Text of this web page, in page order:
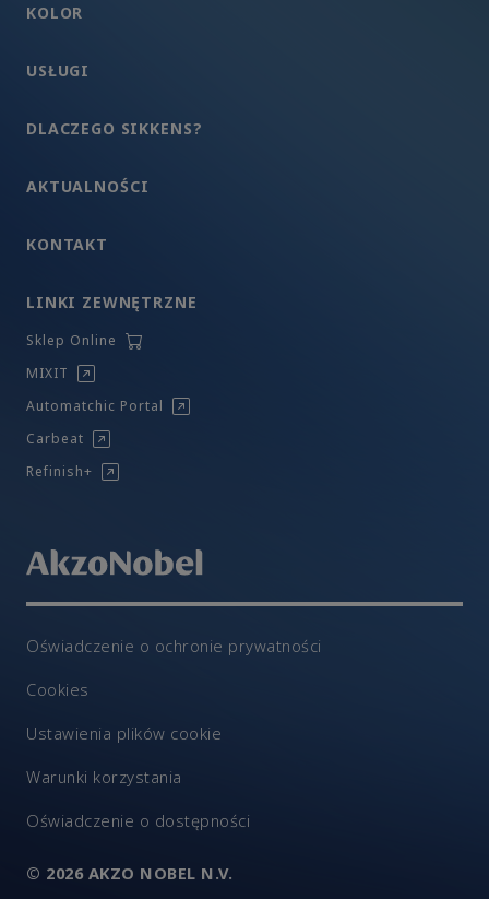
KOLOR
USŁUGI
DLACZEGO SIKKENS?
AKTUALNOŚCI
KONTAKT
LINKI ZEWNĘTRZNE
Sklep Online
MIXIT
Automatchic Portal
Carbeat
Refinish+
Oświadczenie o ochronie prywatności
Cookies
Ustawienia plików cookie
Warunki korzystania
Oświadczenie o dostępności
© 2026 AKZO NOBEL N.V.